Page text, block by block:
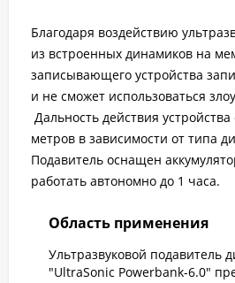
Благодаря воздействию
из встроенных динамиков на
записывающего устройства
и не сможет использоваться
Дальность действия устройства
метров в зависимости от типа
Подавитель оснащен
работать автономно до 1 часа.
Область применения
Ультразвуковой подавитель
"UltraSonic Powerbank-6.0"